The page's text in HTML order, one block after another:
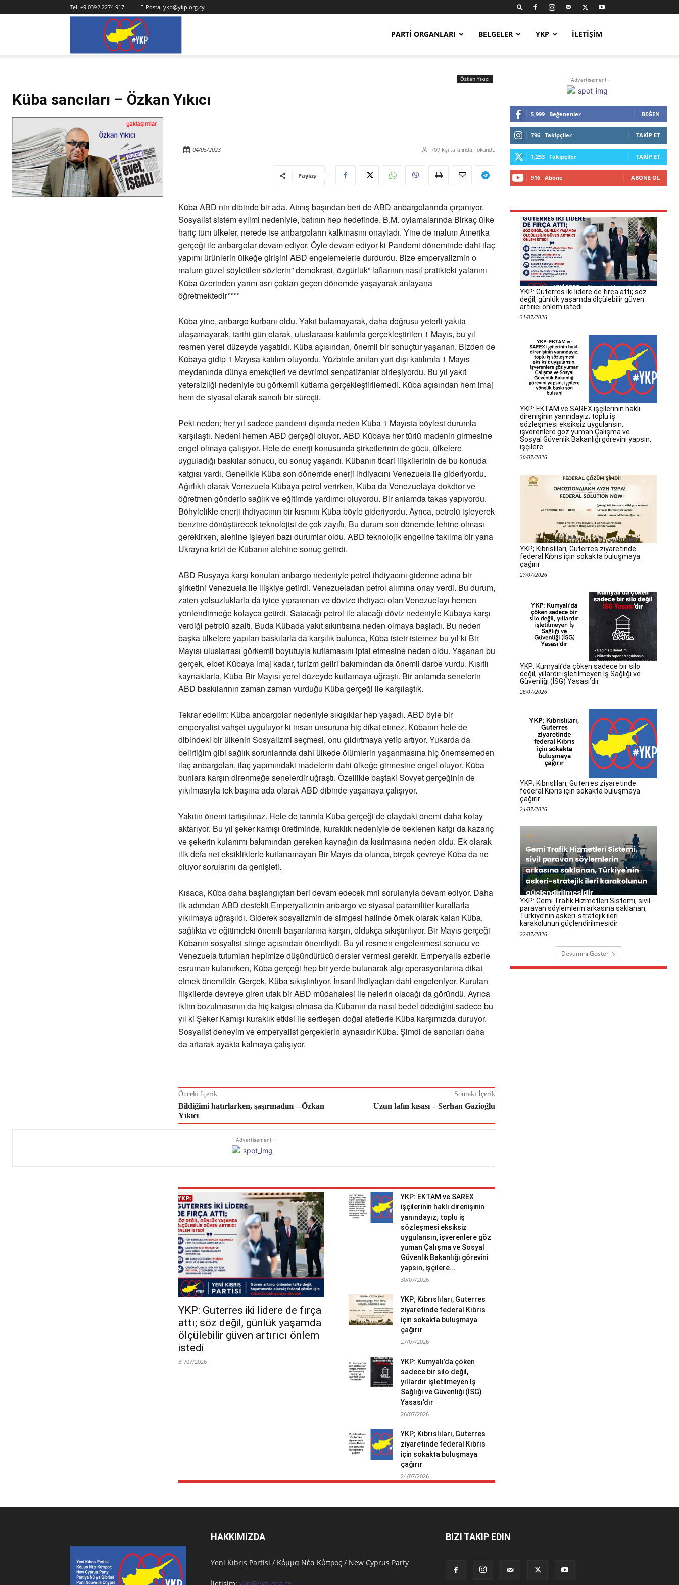
Tel: +9 0392 2274 917 E-Posta: ykp@ykp.org.cy
PARTI ORGANLARI BELGELER YKP İLETIŞIM
Özkan Yıkıcı
Küba sancıları – Özkan Yıkıcı
709kişi tarafından okundu
04/05/2023
Paylaş
Küba ABD nin dibinde bir ada. Atmış başından beri de ABD anbargolarında çırpınıyor.
Sosyalist sistem eylimi nedeniyle, batının hep hedefinde. B.M. oylamalarında Birkaç ülke
hariç tüm ülkeler, nerede ise anbargoların kalkmasını onayladı. Yine de malum Amerika
gerçeği ile anbargolar devam ediyor. Öyle devam ediyor ki Pandemi döneminde dahi ilaç
yapımı ürünlerin ülkeğe girişini ABD engelemelerle durdurdu. Bize emperyalizmin o
malum güzel söyletilen sözlerin” demokrasi, özgürlük” laflarının nasıl pratikteki yalanını
Küba üzerinden yarım asrı çoktan geçen dönemde yaşayarak anlayana
öğretmektedir****
Küba yine, anbargo kurbanı oldu. Yakıt bulamayarak, daha doğrusu yeterli yakıta
ulaşamayarak, tarihi gün olarak, uluslaraası katılımla gerçekleştirilen 1 Mayıs, bu yıl
resmen yerel düzeyde yaşatıldı. Küba açısından, önemli bir sonuçtur yaşanan. Bizden de
Kübaya gidip 1 Mayısa katılım oluyordu. Yüzbinle anılan yurt dışı katılımla 1 Mayıs
meydanında dünya emekçileri ve devrimci senpatizanlar birleşiyordu. Bu yıl yakıt
yetersizliği nedeniyle bu görkemli kutlama gerçekleştirilemedi. Küba açısından hem imaj
hem de siyasal olarak sancılı bir süreçti.
Peki neden; her yıl sadece pandemi dışında neden Küba 1 Mayısta böylesi durumla
karşılaştı. Nedeni hemen ABD gerçeği oluyor. ABD Kübaya her türlü madenin girmesine
engel olmaya çalışıyor. Hele de enerji konusunda şirketlerinin de gücü, ülkelere
uyguladığı baskılar sonucu, bu sonuç yaşandı. Kübanın ticari ilişkilerinin de bu konuda
katgısı vardı. Genelikle Küba son dönemde enerji ihdiyacını Venezuela ile gideriyordu.
Ağırlıklı olarak Venezuela Kübaya petrol verirken, Küba da Venezuelaya dokdtor ve
öğretmen gönderip sağlık ve eğitimde yardımcı oluyordu. Bir anlamda takas yapıyordu.
Böhylelikle enerji ihdiyacının bir kısmını Küba böyle gideriyordu. Ayrıca, petrolü işleyerek
benzine dönüştürecek teknolojisi de çok zayıftı. Bu durum son dönemde lehine olması
gerekirken, alehine işleyen bazı durumlar oldu. ABD teknolojik engeline takılma bir yana
Ukrayna krizi de Kübanın alehine sonuç getirdi.
ABD Rusyaya karşı konulan anbargo nedeniyle petrol ihdiyacını giderme adına bir
şirketini Venezuela ile ilişkiye getirdi. Venezueladan petrol alımına onay verdi. Bu durum,
zaten yolsuzluklarla da iyice yıpramnan ve dövize ihdiyacı olan Venezuelayı hemen
yönlendirmeğe kolayca getirdi. Satacağı petrol ile alacağı döviz nedeniyle Kübaya karşı
verdiği petrolü azaltı. Buda Kübada yakıt sıkıntısına neden olmaya başladı. Bu neden
başka ülkelere yapılan baskılarla da karşılık bulunca, Küba istetr istemez bu yıl ki Bir
Mayısı uluslarrası görkemli boyutuyla kutlamasını iptal etmesine neden oldu. Yaşanan bu
gerçek, elbet Kübaya imaj kadar, turizm geliri bakımından da önemli darbe vurdu. Kısıtlı
kaynaklarla, Küba Bir Mayısı yerel düzeyde kutlamaya uğraştı. Bir anlamda senelerin
ABD baskılarının zaman zaman vurduğu Küba gerçeği ile karşılaştık.
Tekrar edelim: Küba anbargolar nedeniyle sıkışıklar hep yaşadı. ABD öyle bir
emperyalist vahşet uyguluyor ki insan unsuruna hiç dikat etmez. Kübanın hele de
dibindeki bir ülkenin Sosyalizmi seçmesi, onu çıldırtmaya yetip artıyor. Yukarda da
belirtiğim gibi sağlık sorunlarında dahi ülkede ölümlerin yaşanmasına hiç önemsemeden
ilaç anbargoları, ilaç yapımındaki madelerin dahi ülkeğe girmesine engel oluyor. Küba
bunlara karşın direnmeğe senelerdir uğraştı. Özellikle baştaki Sovyet gerçeğinin de
yıkılmasıyla tek başına ada olarak ABD dibinde yaşanaya çalışıyor.
Yakıtın önemi tartışılmaz. Hele de tarımla Küba gerçeği de olaydaki önemi daha kolay
aktarıyor. Bu yıl şeker kamışı üretiminde, kuraklık nedeniyle de beklenen katgı da kazanç
ve şekerin kulanımı bakımından gereken kaynağın da kısılmasına neden oldu. Ek olarak
illk defa net eksikliklerle kutlanamayan Bir Mayıs da olunca, birçok çevreye Küba da ne
oluyor sorularını da genişleti.
Kısaca, Küba daha başlangıçtan beri devam edecek mni sorularıyla devam ediyor. Daha
ilk adımdan ABD destekli Emperyalizmin anbargo ve siyasal paramiliter kurallarla
yıkılmaya uğraşıldı. Giderek sosyalizmin de simgesi halinde örnek olarak kalan Küba,
sağlıkta ve eğitimdeki önemli başarılarına karşın, oldukça sıkıştırılıyor. Bir Mayıs gerçeği
Kübanın sosyalist simge açısından önemliydi. Bu yıl resmen engelenmesi sonucu ve
Venezuela tutumları hepimize düşündürücü dersler vermesi gerekir. Emperyalis ezberle
esruman kulanırken, Küba gerçeği hep bir yerde bulunarak algı operasyonlarına dikat
etmek önemlidir. Gerçek, Küba sıkıştırılıyor. İnsani ihdiyaçları dahi engeleniyor. Kurulan
ilişkilerde devreye giren ufak bir ABD müdahalesi ile nelerin olacağı da göründü. Ayrıca
iklim bozulmasının da hiç katgısı olmasa da Kübanın da nasıl bedel ödediğini sadece bu
yıl ki Şeker Kamışı kuraklık etkisi ile sertleşen doğal afetlerle Küba karşımızda duruyor.
Sosyalist deneyim ve emperyalist gerçeklerin aynasıdır Küba. Şimdi de sancıları daha
da artarak ayakta kalmaya çalışıyor.
Önceki İçerik
Bildiğimi hatırlarken, şaşırmadım – Özkan
Yıkıcı
Sonraki İçerik
Uzun lafın kısası – Serhan Gazioğlu
- Advertisement -
YKP: Guterres iki lidere de fırça
attı; söz değil, günlük yaşamda
ölçülebilir güven artırıcı önlem
istedi
31/07/2026
YKP: EKTAM ve SAREX
işçilerinin haklı direnişinin
yanındayız; toplu iş
sözleşmesi eksiksiz
uygulansın, işverenlere göz
yuman Çalışma ve Sosyal
Güvenlik Bakanlığı görevini
yapsın, işçilere...
30/07/2026
YKP; Kıbrıslıları, Guterres
ziyaretinde federal Kıbrıs
için sokakta buluşmaya
çağırır
27/07/2026
YKP: Kumyalı’da çöken
sadece bir silo değil,
yıllardır işletilmeyen İş
Sağlığı ve Güvenliği (İSG)
Yasası’dır
26/07/2026
YKP; Kıbrıslıları, Guterres
ziyaretinde federal Kıbrıs
için sokakta buluşmaya
çağırır
24/07/2026
- Advertisement -
5,999 Beğenenler BEĞEN
796 Takipçiler TAKIP ET
1,253 Takipçiler TAKIP ET
916 Abone ABONE OL
YKP: Guterres iki lidere de fırça attı; söz
değil, günlük yaşamda ölçülebilir güven
artırıcı önlem istedi
31/07/2026
YKP: EKTAM ve SAREX işçilerinin haklı
direnişinin yanındayız; toplu iş
sözleşmesi eksiksiz uygulansın,
işverenlere göz yuman Çalışma ve
Sosyal Güvenlik Bakanlığı görevini yapsın,
işçilere...
30/07/2026
YKP; Kıbrıslıları, Guterres ziyaretinde
federal Kıbrıs için sokakta buluşmaya
çağırır
27/07/2026
YKP: Kumyalı’da çöken sadece bir silo
değil, yıllardır işletilmeyen İş Sağlığı ve
Güvenliği (İSG) Yasası’dır
26/07/2026
YKP; Kıbrıslıları, Guterres ziyaretinde
federal Kıbrıs için sokakta buluşmaya
çağırır
24/07/2026
YKP: Gemi Trafik Hizmetleri Sistemi, sivil
paravan söylemlerin arkasına saklanan,
Türkiye’nin askeri-stratejik ileri
karakolunun güçlendirilmesidir
22/07/2026
Devamını Göster
HAKKIMIZDA
Υeni Kıbrıs Partisi / Κόμμα Νέα Κύπρος / New Cyprus Party
BIZI TAKIP EDIN